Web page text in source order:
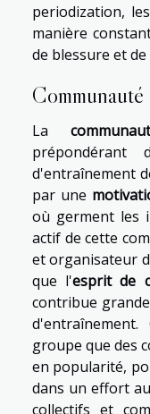
periodization,
manière
de blessure et
La
prépondérant
d'entraînement
par une
où germent les
actif de cette
et organisateur
que l'esprit de
contribue
groupe que des
en popularité,
dans un effort
collectifs et